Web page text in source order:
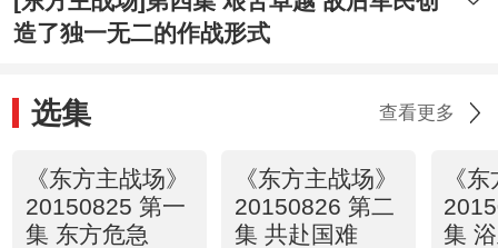
造了独一无二的作战形式
选集 查看更多
《东方主战场》
20150825 第一
集 东方危急
《东方主战场》
20150826 第二
集 共赴国难
《
集